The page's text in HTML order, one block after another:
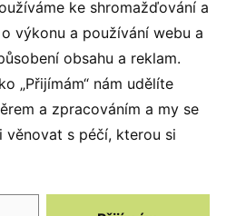
životní prostředí. Díky použití
teplotně stabilní a to v
+80°C. Použitý materiál je
ke shromažďování a
výkonu a používání webu a
obsahu a reklam.
„Přijímám“ nám udělíte
a zpracováním a my se
věnovat s péčí, kterou si